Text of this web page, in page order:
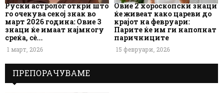
Руски астролог откри што
го очекува секој знак во
март 2026 година: Овие 3
знаци ќе имаат најмногу
среќа, сè...
1 март, 2026
Овие 2 хороскопски знаци
ќе живеат како цареви до
крајот на февруари:
Парите ќе им ги наполнат
паричниците
15 февруари, 2026
ПРЕПОРАЧУВАМЕ